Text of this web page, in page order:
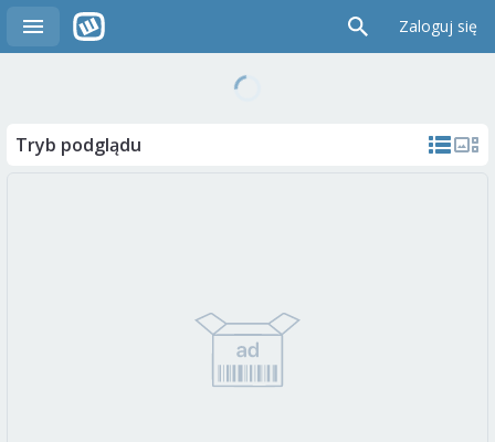
Zaloguj się
Tryb podglądu